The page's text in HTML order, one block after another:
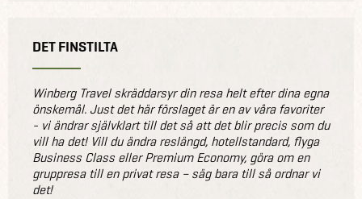
DET FINSTILTA
Winberg Travel skräddarsyr din resa helt efter dina egna
önskemål. Just det här förslaget är en av våra favoriter
- vi ändrar självklart till det så att det blir precis som du
vill ha det! Vill du ändra reslängd, hotellstandard, flyga
Business Class eller Premium Economy, göra om en
gruppresa till en privat resa – säg bara till så ordnar vi
det!